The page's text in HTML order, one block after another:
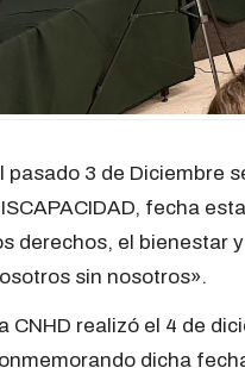
pasado 3 de Diciembre
fecha
derechos, el bienestar
sin nosotros».
CNHD realizó el 4 de
dicha